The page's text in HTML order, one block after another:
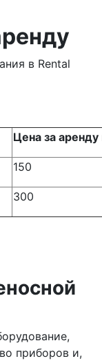
в Rental
Цена за аренду
150
300
приборов и,